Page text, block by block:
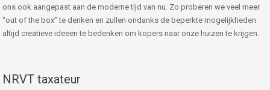
ons ook aangepast aan de moderne tijd van nu. Zo proberen we veel meer
“out of the box” te denken en zullen ondanks de beperkte mogelijkheden
altijd creatieve ideeën te bedenken om kopers naar onze huizen te krijgen.
NRVT taxateur